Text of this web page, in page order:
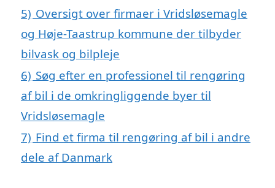
5) Oversigt over firmaer i Vridsløsemagle
og Høje-Taastrup kommune der tilbyder
bilvask og bilpleje
6) Søg efter en professionel til rengøring
af bil i de omkringliggende byer til
Vridsløsemagle
7) Find et firma til rengøring af bil i andre
dele af Danmark